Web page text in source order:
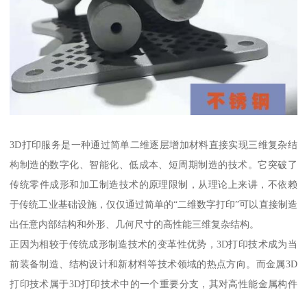
3D打印服务是一种通过简单二维逐层增加材料直接实现三维复杂结
构制造的数字化、智能化、低成本、短周期制造的技术。它突破了
传统零件成形和加工制造技术的原理限制，从理论上来讲，不依赖
于传统工业基础设施，仅仅通过简单的“二维数字打印”可以直接制造
出任意内部结构和外形、几何尺寸的高性能三维复杂结构。
正因为相较于传统成形制造技术的变革性优势，3D打印技术成为当
前装备制造、结构设计和新材料等技术领域的热点方向。而金属3D
打印技术属于3D打印技术中的一个重要分支，其对高性能金属构件